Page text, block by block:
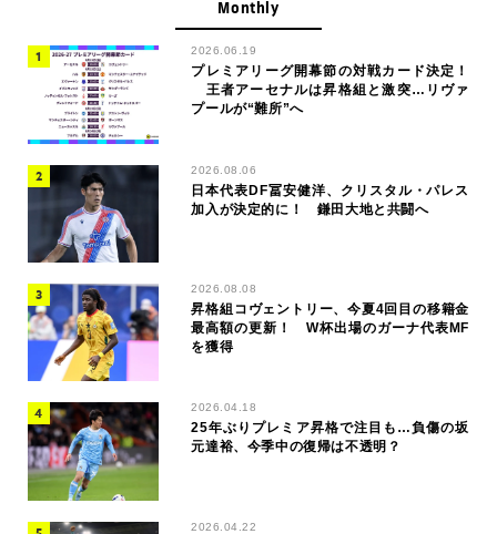
Monthly
2026.06.19
プレミアリーグ開幕節の対戦カード決定！
王者アーセナルは昇格組と激突…リヴァ
プールが“難所”へ
2026.08.06
日本代表DF冨安健洋、クリスタル・パレス
加入が決定的に！ 鎌田大地と共闘へ
2026.08.08
昇格組コヴェントリー、今夏4回目の移籍金
最高額の更新！ W杯出場のガーナ代表MF
を獲得
2026.04.18
25年ぶりプレミア昇格で注目も…負傷の坂
元達裕、今季中の復帰は不透明？
2026.04.22